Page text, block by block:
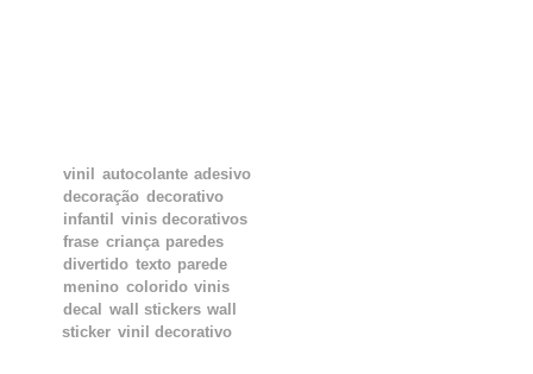
vinil
autocolante adesivo
decoração decorativo
infantil
vinis decorativos
frase criança paredes
divertido texto parede
menino colorido vinis
decal wall stickers wall
sticker vinil decorativo